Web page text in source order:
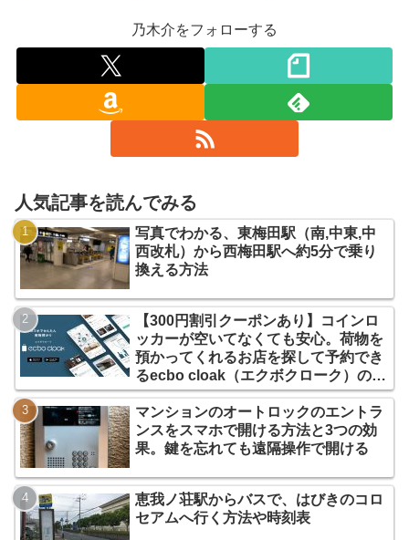
乃木介をフォローする
人気記事を読んでみる
写真でわかる、東梅田駅（南,中東,中
西改札）から西梅田駅へ約5分で乗り
換える方法
【300円割引クーポンあり】コインロ
ッカーが空いてなくても安心。荷物を
預かってくれるお店を探して予約でき
るecbo cloak（エクボクローク）の使
い方
マンションのオートロックのエントラ
ンスをスマホで開ける方法と3つの効
果。鍵を忘れても遠隔操作で開ける
恵我ノ荘駅からバスで、はびきのコロ
セアムへ行く方法や時刻表